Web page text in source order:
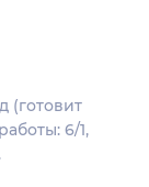
(готовит
6/1,